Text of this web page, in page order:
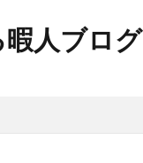
人ブログ